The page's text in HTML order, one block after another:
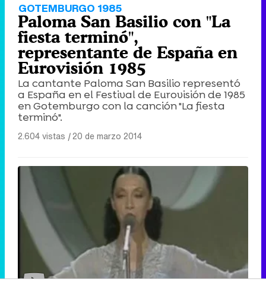
GOTEMBURGO 1985
Paloma San Basilio con "La
fiesta terminó",
representante de España en
Eurovisión 1985
La cantante Paloma San Basilio representó
a España en el Festival de Eurovisión de 1985
en Gotemburgo con la canción "La fiesta
terminó".
2.604 vistas |20 de marzo 2014